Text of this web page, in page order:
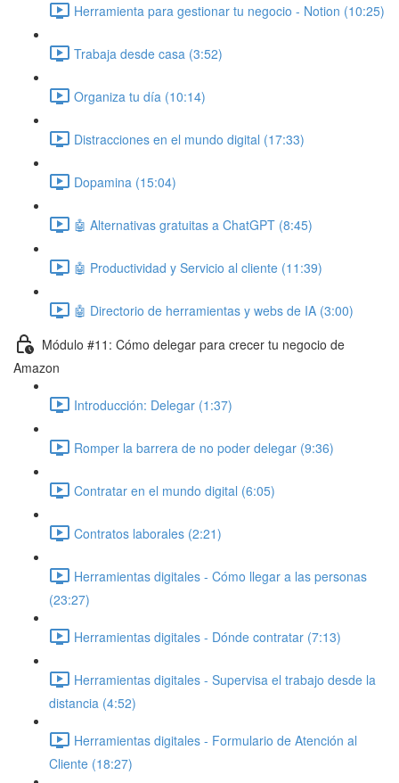
Herramienta para gestionar tu negocio - Notion (10:25)
Trabaja desde casa (3:52)
Organiza tu día (10:14)
Distracciones en el mundo digital (17:33)
Dopamina (15:04)
🤖 Alternativas gratuitas a ChatGPT (8:45)
🤖 Productividad y Servicio al cliente (11:39)
🤖 Directorio de herramientas y webs de IA (3:00)
Módulo #11: Cómo delegar para crecer tu negocio de
Amazon
Introducción: Delegar (1:37)
Romper la barrera de no poder delegar (9:36)
Contratar en el mundo digital (6:05)
Contratos laborales (2:21)
Herramientas digitales - Cómo llegar a las personas
(23:27)
Herramientas digitales - Dónde contratar (7:13)
Herramientas digitales - Supervisa el trabajo desde la
distancia (4:52)
Herramientas digitales - Formulario de Atención al
Cliente (18:27)